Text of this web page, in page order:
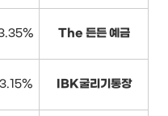
The 든든 예금
3.15% IBK굴리기통장